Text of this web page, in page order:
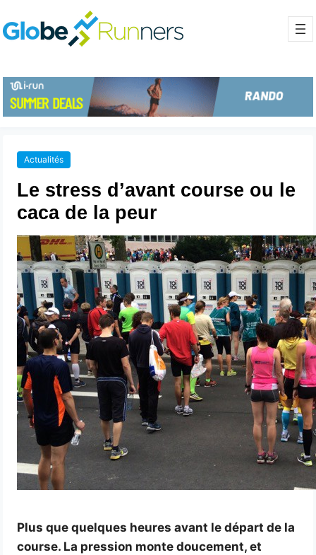
Actualités
Le stress d’avant course ou le
caca de la peur
Plus que quelques heures avant le départ de la
course. La pression monte doucement, et